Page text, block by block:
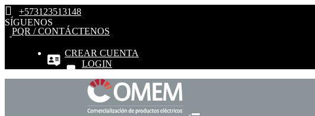
+573123513148
SÍGUENOS
PQR / CONTÁCTENOS
CREAR CUENTA
LOGIN